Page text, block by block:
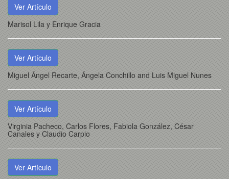
Ver Artículo
Marisol Lila y Enrique Gracia
Ver Artículo
Miguel Ángel Recarte, Ángela Conchillo and Luis Miguel Nunes
Ver Artículo
Virginia Pacheco, Carlos Flores, Fabiola González, César
Canales y Claudio Carpio
Ver Artículo